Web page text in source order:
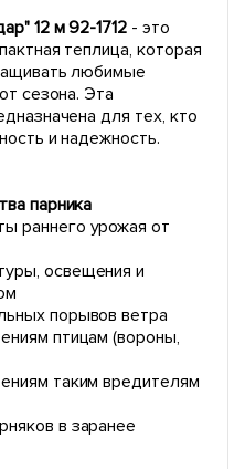
12 м 92-1712 - это
теплица, которая
любимые
сезона. Эта
для тех, кто
и надежность.
парника
раннего урожая от
освещения и
порывов ветра
птицам (вороны,
таким вредителям
в заранее